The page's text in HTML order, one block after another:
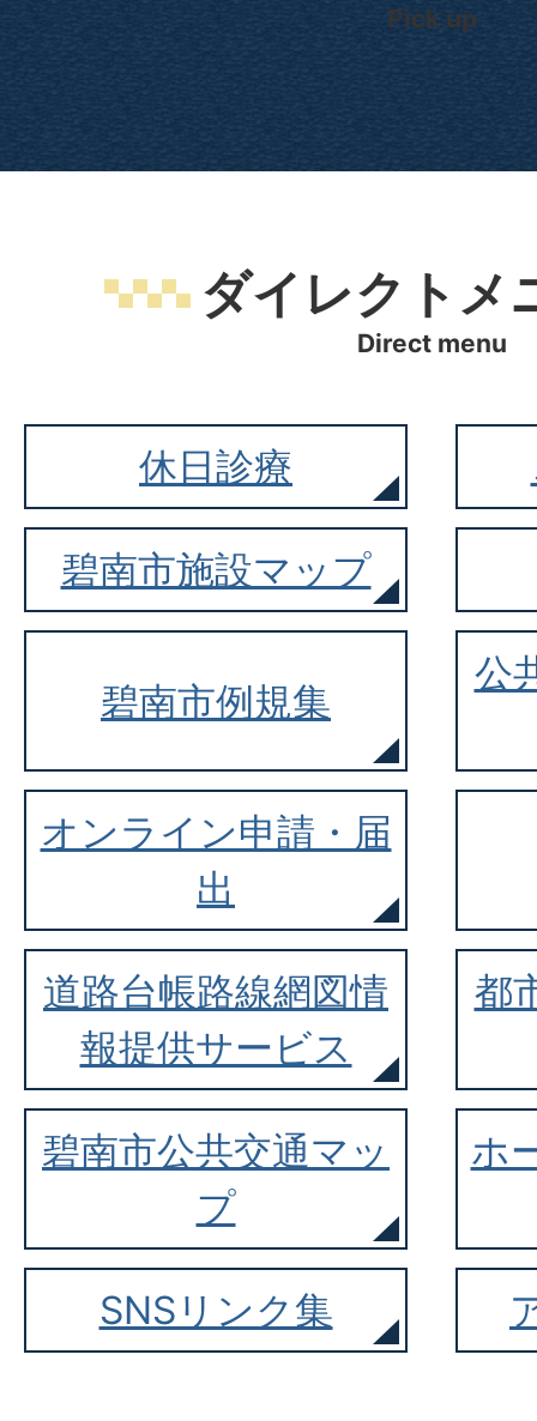
Pick up
ダイレクトメ
Direct menu
休日診療
碧南市施設マップ
碧南市例規集
公
オンライン申請・届
出
道路台帳路線網図情
報提供サービス
都
碧南市公共交通マッ
プ
ホ
SNSリンク集